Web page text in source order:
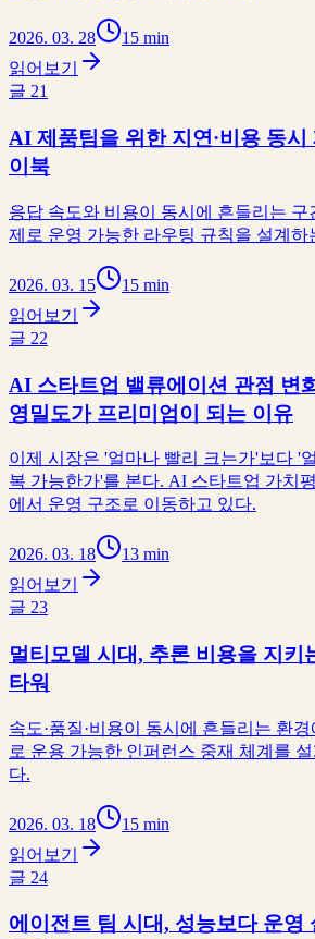
2026. 03. 28
15 min
읽어보기
글 21
AI 제품팀을 위한 지연·비용 동시
이북
응답 속도와 비용이 동시에 흔들리는 구
제로 운영 가능한 라우팅 규칙을 설계하
2026. 03. 15
15 min
읽어보기
글 22
AI 스타트업 밸류에이션 관점 변
영밀도가 프리미엄이 되는 이유
이제 시장은 '얼마나 빨리 크는가'보다 '
복 가능한가'를 본다. AI 스타트업 가치
에서 운영 구조로 이동하고 있다.
2026. 03. 18
13 min
읽어보기
글 23
멀티모델 시대, 추론 비용을 지키
타워
속도·품질·비용이 동시에 흔들리는 환
로 운용 가능한 인퍼런스 중재 체계를
다.
2026. 03. 18
15 min
읽어보기
글 24
에이전트 팀 시대, 성능보다 운영